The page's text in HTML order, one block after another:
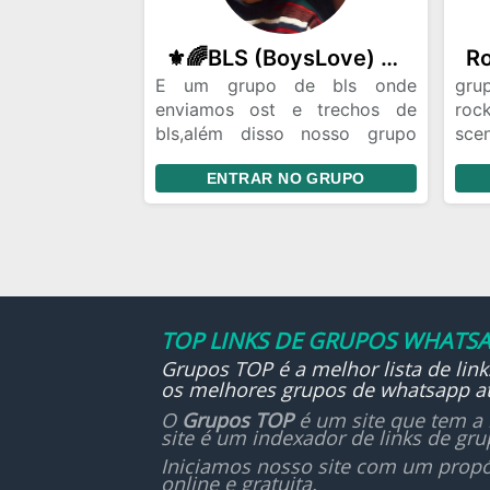
⚜️🌈BLS (BoysLove) Oficial /encontrei seu Fic ou seu amor aqui❤️🌈
E um grupo de bls onde
enviamos ost e trechos de
bls,além disso nosso grupo
amizade tudo no respeito
,somos um grupo bem família
ENTRAR NO GRUPO
rock
e
TOP LINKS DE GRUPOS
Grupos TOP é a melhor lista de
os melhores grupos de whatsapp
O Grupos TOPé um site que tem a
site é um indexador de links de
Iniciamos nosso site com um
online e gratuita.